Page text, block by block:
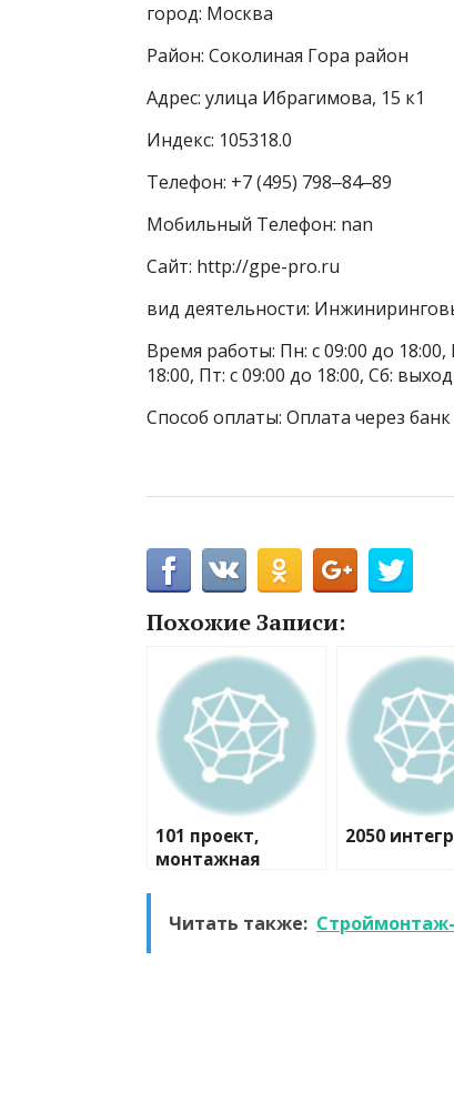
город: Москва
Район: Соколиная Гора район
Адрес: улица Ибрагимова, 15 к1
Индекс: 105318.0
Телефон: +7 (495) 798‒84‒89
Мобильный Телефон: nan
Сайт: http://gpe-pro.ru
вид деятельности:
Время работы: Пн: с 09:00 до 18:00,
18:00, Пт: с 09:00 до 18:00, Сб:
Способ оплаты: Оплата через банк
Похожие Записи:
101 проект,
монтажная
2050
Читать также: